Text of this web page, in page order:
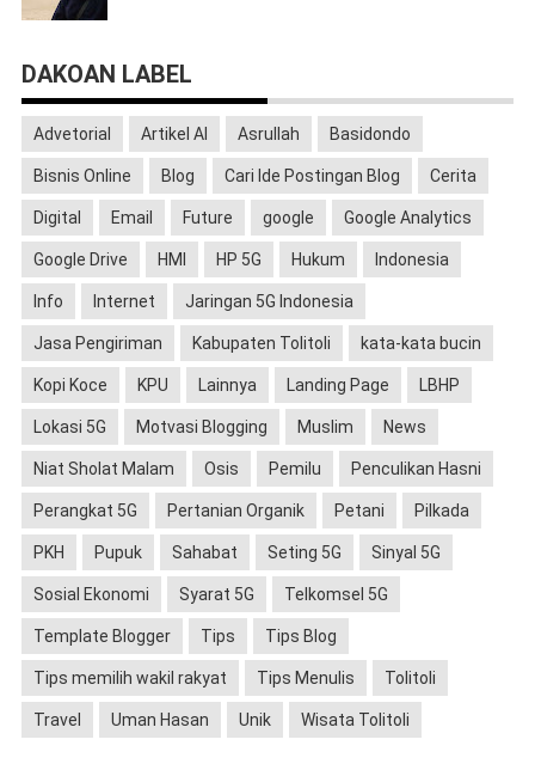
DAKOAN LABEL
Advetorial Artikel AI Asrullah Basidondo
Bisnis Online Blog Cari Ide Postingan Blog Cerita
Digital Email Future google Google Analytics
Google Drive HMI HP 5G Hukum Indonesia
Info Internet Jaringan 5G Indonesia
Jasa Pengiriman Kabupaten Tolitoli kata-kata bucin
Kopi Koce KPU Lainnya Landing Page LBHP
Lokasi 5G Motvasi Blogging Muslim News
Niat Sholat Malam Osis Pemilu Penculikan Hasni
Perangkat 5G Pertanian Organik Petani Pilkada
PKH Pupuk Sahabat Seting 5G Sinyal 5G
Sosial Ekonomi Syarat 5G Telkomsel 5G
Template Blogger Tips Tips Blog
Tips memilih wakil rakyat Tips Menulis Tolitoli
Travel Uman Hasan Unik Wisata Tolitoli